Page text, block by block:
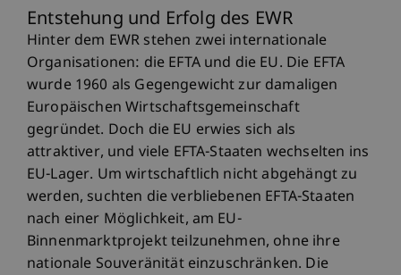
Entstehung und Erfolg des EWR
Hinter dem EWR stehen zwei internationale
Organisationen: die EFTA und die EU. Die EFTA
wurde 1960 als Gegengewicht zur damaligen
Europäischen Wirtschaftsgemeinschaft
gegründet. Doch die EU erwies sich als
attraktiver, und viele EFTA-Staaten wechselten ins
EU-Lager. Um wirtschaftlich nicht abgehängt zu
werden, suchten die verbliebenen EFTA-Staaten
nach einer Möglichkeit, am EU-
Binnenmarktprojekt teilzunehmen, ohne ihre
nationale Souveränität einzuschränken. Die